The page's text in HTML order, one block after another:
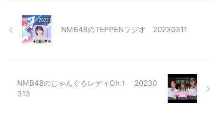
NMB48のTEPPENラジオ 20230311
NMB48のじゃんぐるレディOh！ 20230
313